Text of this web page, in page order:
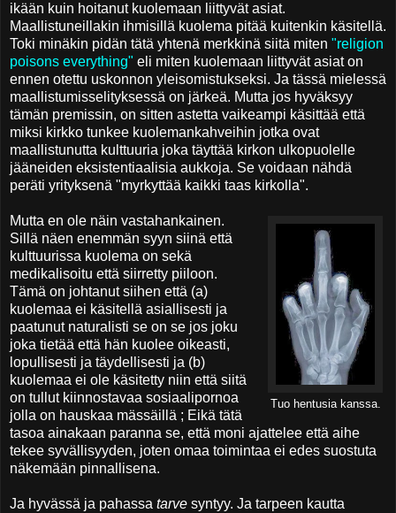
ikään kuin hoitanut kuolemaan liittyvät asiat.
Maallistuneillakin ihmisillä kuolema pitää kuitenkin käsitellä.
Toki minäkin pidän tätä yhtenä merkkinä siitä miten "religion
poisons everything" eli miten kuolemaan liittyvät asiat on
ennen otettu uskonnon yleisomistukseksi. Ja tässä mielessä
maallistumisselityksessä on järkeä. Mutta jos hyväksyy
tämän premissin, on sitten astetta vaikeampi käsittää että
miksi kirkko tunkee kuolemankahveihin jotka ovat
maallistunutta kulttuuria joka täyttää kirkon ulkopuolelle
jääneiden eksistentiaalisia aukkoja. Se voidaan nähdä
peräti yrityksenä "myrkyttää kaikki taas kirkolla".
Tuo hentusia kanssa.
Mutta en ole näin vastahankainen.
Sillä näen enemmän syyn siinä että
kulttuurissa kuolema on sekä
medikalisoitu että siirretty piiloon.
Tämä on johtanut siihen että (a)
kuolemaa ei käsitellä asiallisesti ja
paatunut naturalisti se on se jos joku
joka tietää että hän kuolee oikeasti,
lopullisesti ja täydellisesti ja (b)
kuolemaa ei ole käsitetty niin että siitä
on tullut kiinnostavaa sosiaalipornoa
jolla on hauskaa mässäillä ; Eikä tätä
tasoa ainakaan paranna se, että moni ajattelee että aihe
tekee syvällisyyden, joten omaa toimintaa ei edes suostuta
näkemään pinnallisena.
Ja hyvässä ja pahassa tarve syntyy. Ja tarpeen kautta